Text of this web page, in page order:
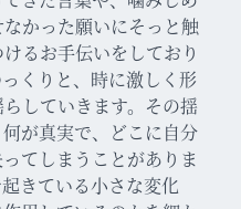
かった願いにそっと触
るお手伝いをしており
くりと、時に激しく形
していきます。その揺
が真実で、どこに自分
てしまうことがありま
きている小さな変化